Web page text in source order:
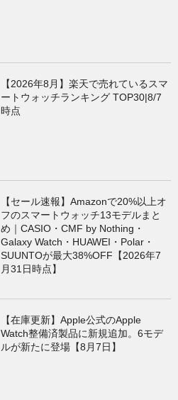
【2026年8月】楽天で売れているスマ
ートウォッチランキング TOP30|8/7
時点
【セール速報】Amazonで20%以上オ
フのスマートウォッチ13モデルまと
め｜CASIO・CMF by Nothing・
Galaxy Watch・HUAWEI・Polar・
SUUNTOが最大38%OFF【2026年7
月31日時点】
【在庫更新】Apple公式のApple
Watch整備済製品に新規追加。6モデ
ルが新たに登場【8月7日】